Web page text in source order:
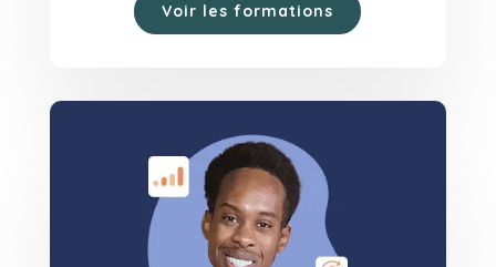
Voir les formations